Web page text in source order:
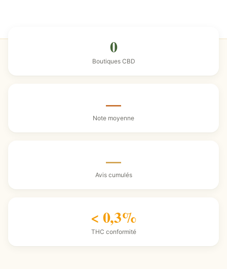
0
Boutiques CBD
—
Note moyenne
—
Avis cumulés
< 0,3%
THC conformité